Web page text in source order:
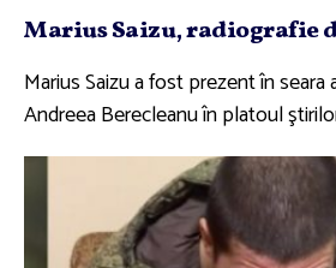
Marius Saizu, radiografie
Marius Saizu a fost prezent în seara
Andreea Berecleanu în platoul